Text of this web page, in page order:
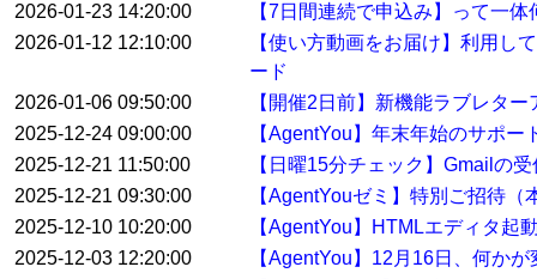
2026-01-23 14:20:00
【7日間連続で申込み】って一
2026-01-12 12:10:00
【使い方動画をお届け】利用し
ード
2026-01-06 09:50:00
【開催2日前】新機能ラブレタ
2025-12-24 09:00:00
【AgentYou】年末年始のサポー
2025-12-21 11:50:00
【日曜15分チェック】Gmailの
2025-12-21 09:30:00
【AgentYouゼミ】特別ご招待
2025-12-10 10:20:00
【AgentYou】HTMLエディタ起
2025-12-03 12:20:00
【AgentYou】12月16日、何か